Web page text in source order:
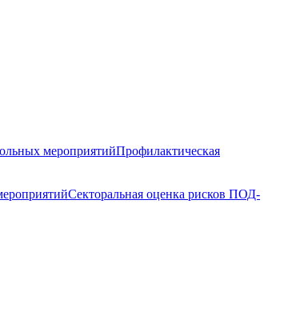
мероприятийПрофилактическая
Секторальная оценка рисков ПОД-